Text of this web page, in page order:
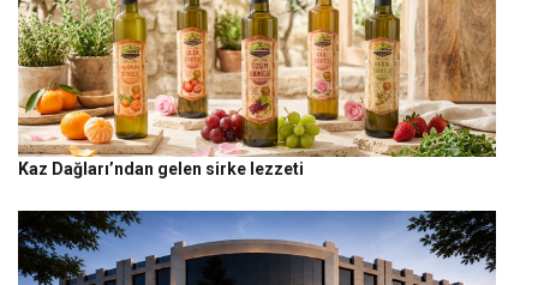
Kaz Dağları’ndan gelen sirke lezzeti